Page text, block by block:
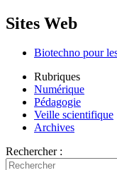
Sites Web
Biotechno pour
Rubriques
Numérique
Pédagogie
Veille scientifique
Archives
Rechercher :